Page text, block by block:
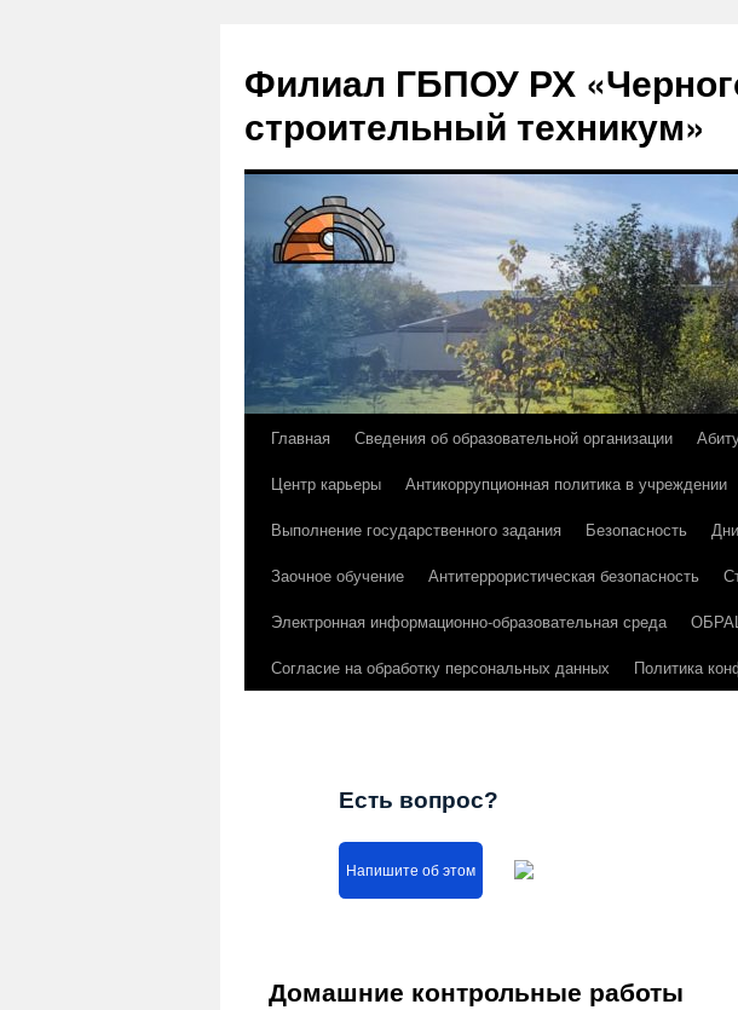
Филиал ГБПОУ РХ
строительный техникум»
Перейти
содержимому
Главная Сведения об образовательной организации
Центр карьеры
Антикоррупционная политика в учреждении
Выполнение государственного задания
Безопасность
Заочное обучение
Антитеррористическая безопасность
Электронная информационно-образовательная среда
Согласие на обработку персональных данных
Политика
Есть вопрос?
Напишите об этом
Домашние контрольные работы